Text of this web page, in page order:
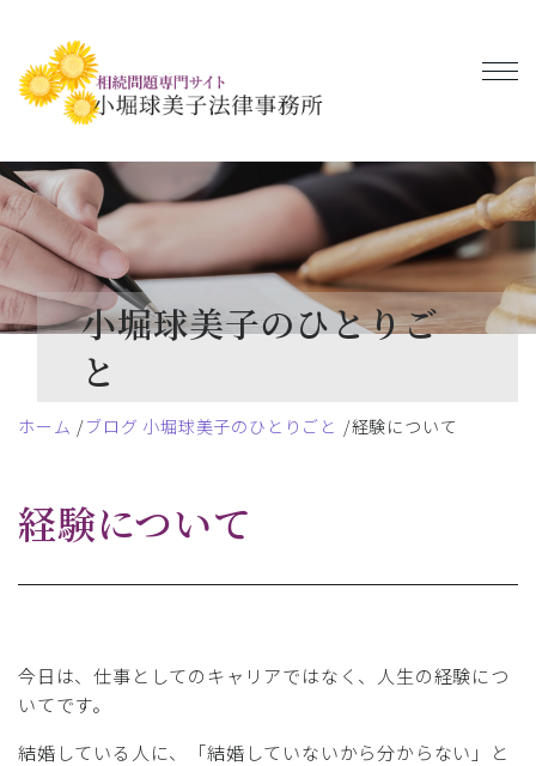
小堀球美子のひとりご
と
ホーム ブログ 小堀球美子のひとりごと 経験について
経験について
今日は、仕事としてのキャリアではなく、人生の経験につ
いてです。
結婚している人に、「結婚していないから分からない」と